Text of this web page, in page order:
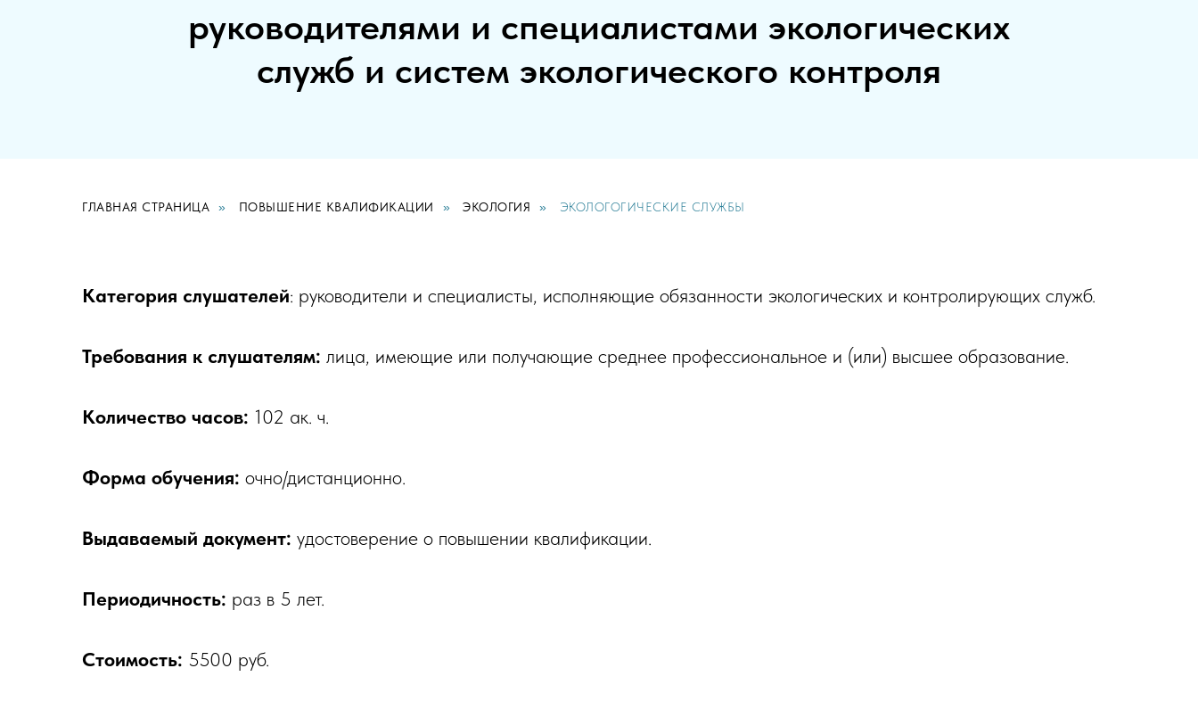
руководителями и специалистами экологических
служб и систем экологического контроля
ГЛАВНАЯ СТРАНИЦА » ПОВЫШЕНИЕ КВАЛИФИКАЦИИ » ЭКОЛОГИЯ » ЭКОЛОГОГИЧЕСКИЕ СЛУЖБЫ
Категория слушателей: руководители и специалисты, исполняющие обязанности экологических и контролирующих служб.
Требования к слушателям: лица, имеющие или получающие среднее профессиональное и (или) высшее образование.
Количество часов: 102 ак. ч.
Форма обучения: очно/дистанционно.
Выдаваемый документ: удостоверение о повышении квалификации.
Периодичность: раз в 5 лет.
Стоимость: 5500 руб.